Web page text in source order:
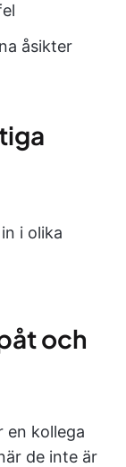
åsikter
i olika
och
en kollega
de inte är